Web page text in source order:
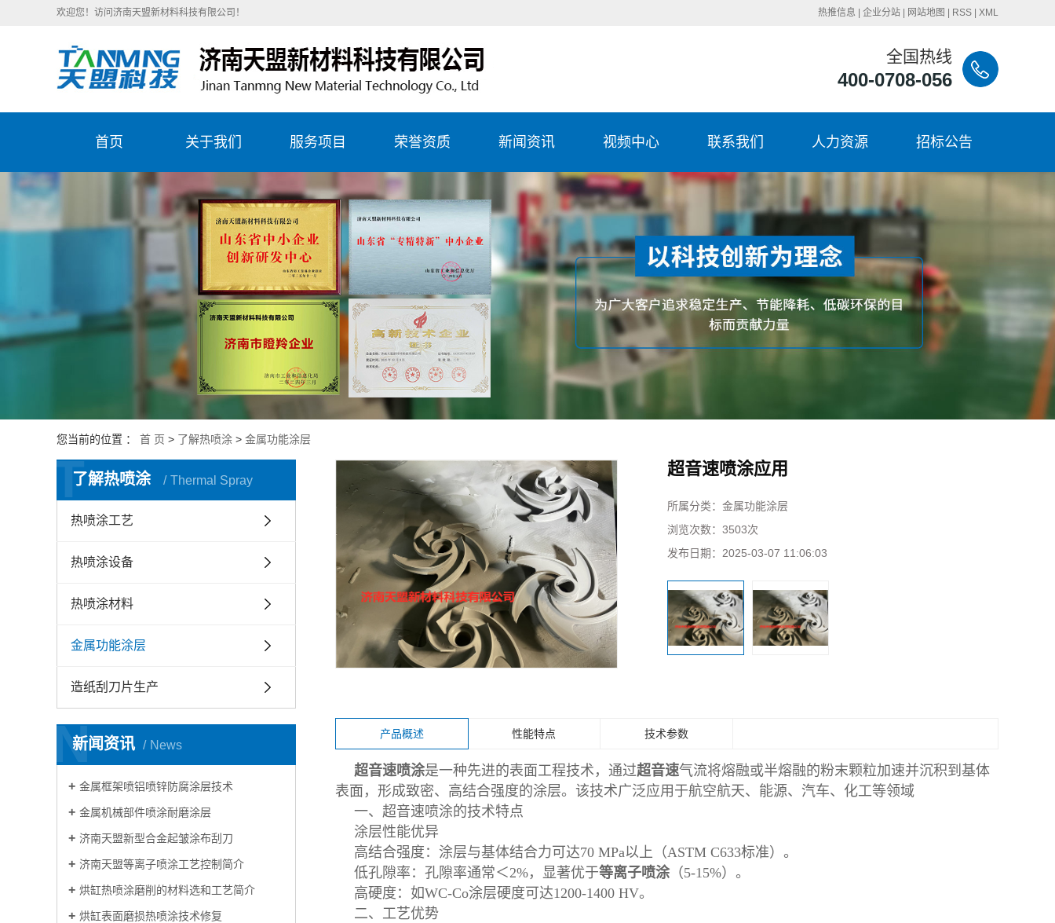
欢迎您！访问济南天盟新材料科技有限公司！ 热推信息 企业分站 网站地图 RSS XML
全国热线
400-0708-056
首页 关于我们
公司简介
企业文化
精彩天盟
服务项目
陶瓷刮刀片生产
造纸行业服务项
目
石化行业服务项
钢铁冶金服务项
金属表面强化项
机械磨损再制造
荣誉资质 新闻资讯
公司新闻
行业资讯
常见问题
视频中心 联系我们
联系我们
人力资源 招标公告
您当前的位置 ： 首 页 > 了解热喷涂 > 金属功能涂层
了解热喷涂 Thermal Spray
T
热喷涂工艺
热喷涂设备
热喷涂材料
金属功能涂层
造纸刮刀片生产
新闻资讯 News
N
金属框架喷铝喷锌防腐涂层技术
金属机械部件喷涂耐磨涂层
济南天盟新型合金起皱涂布刮刀
济南天盟等离子喷涂工艺控制简介
烘缸热喷涂磨削的材料选和工艺简介
烘缸表面磨损热喷涂技术修复
超音速喷涂应用
所属分类： 金属功能涂层
浏览次数： 3503次
发布日期： 2025-03-07 11:06:03
产品概述 性能特点 技术参数
超音速喷涂是一种先进的表面工程技术，通过超音速气流将熔融或半熔融的粉末颗粒加速并沉积到基体
表面，形成致密、高结合强度的涂层。该技术广泛应用于航空航天、能源、汽车、化工等领域
一、超音速喷涂的技术特点
涂层性能优异
高结合强度：涂层与基体结合力可达70 MPa以上（ASTM C633标准）。
低孔隙率：孔隙率通常＜2%，显著优于等离子喷涂 （5-15%）。
高硬度：如WC-Co涂层硬度可达1200-1400 HV。
二、工艺优势